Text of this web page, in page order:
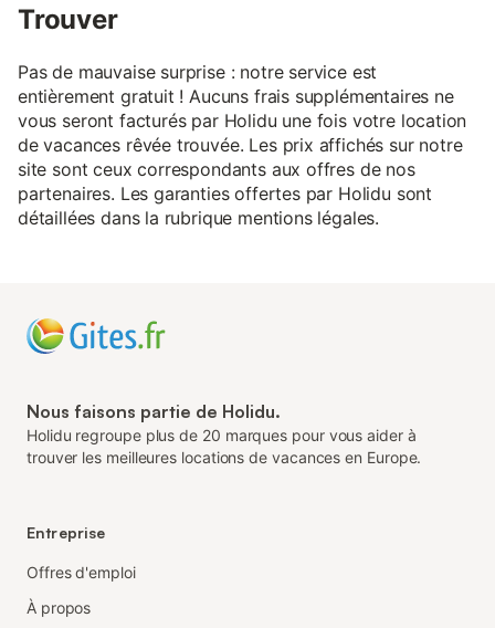
Trouver
Pas de mauvaise surprise : notre service est
entièrement gratuit ! Aucuns frais supplémentaires ne
vous seront facturés par Holidu une fois votre location
de vacances rêvée trouvée. Les prix affichés sur notre
site sont ceux correspondants aux offres de nos
partenaires. Les garanties offertes par Holidu sont
détaillées dans la rubrique mentions légales.
Nous faisons partie de Holidu.
Holidu regroupe plus de 20 marques pour vous aider à
trouver les meilleures locations de vacances en Europe.
Entreprise
Offres d'emploi
À propos